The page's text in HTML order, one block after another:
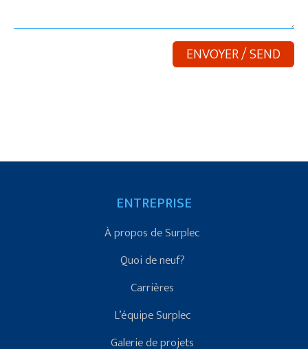
ENTREPRISE
À propos de Surplec
Quoi de neuf?
Carrières
L’équipe Surplec
Galerie de projets